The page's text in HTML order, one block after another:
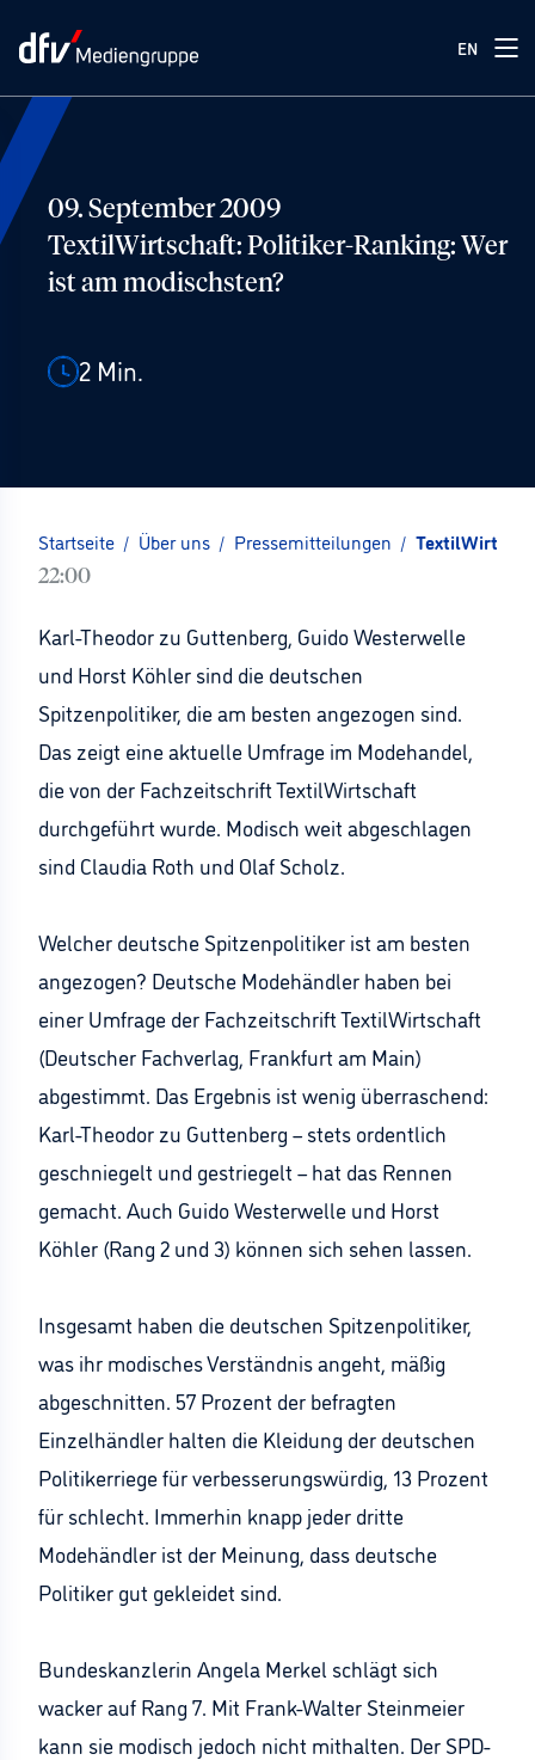
EN
09. September 2009
TextilWirtschaft: Politiker-Ranking: Wer
ist am modischsten?
2 Min.
Startseite / Über uns / Pressemitteilungen /
22:00
Karl-Theodor zu Guttenberg, Guido Westerwelle
und Horst Köhler sind die deutschen
Spitzenpolitiker, die am besten angezogen sind.
Das zeigt eine aktuelle Umfrage im Modehandel,
die von der Fachzeitschrift TextilWirtschaft
durchgeführt wurde. Modisch weit abgeschlagen
sind Claudia Roth und Olaf Scholz.
Welcher deutsche Spitzenpolitiker ist am besten
angezogen? Deutsche Modehändler haben bei
einer Umfrage der Fachzeitschrift TextilWirtschaft
(Deutscher Fachverlag, Frankfurt am Main)
abgestimmt. Das Ergebnis ist wenig überraschend:
Karl-Theodor zu Guttenberg – stets ordentlich
geschniegelt und gestriegelt – hat das Rennen
gemacht. Auch Guido Westerwelle und Horst
Köhler (Rang 2 und 3) können sich sehen lassen.
Insgesamt haben die deutschen Spitzenpolitiker,
was ihr modisches Verständnis angeht, mäßig
abgeschnitten. 57 Prozent der befragten
Einzelhändler halten die Kleidung der deutschen
Politikerriege für verbesserungswürdig, 13 Prozent
für schlecht. Immerhin knapp jeder dritte
Modehändler ist der Meinung, dass deutsche
Politiker gut gekleidet sind.
Bundeskanzlerin Angela Merkel schlägt sich
wacker auf Rang 7. Mit Frank-Walter Steinmeier
kann sie modisch jedoch nicht mithalten. Der SPD-